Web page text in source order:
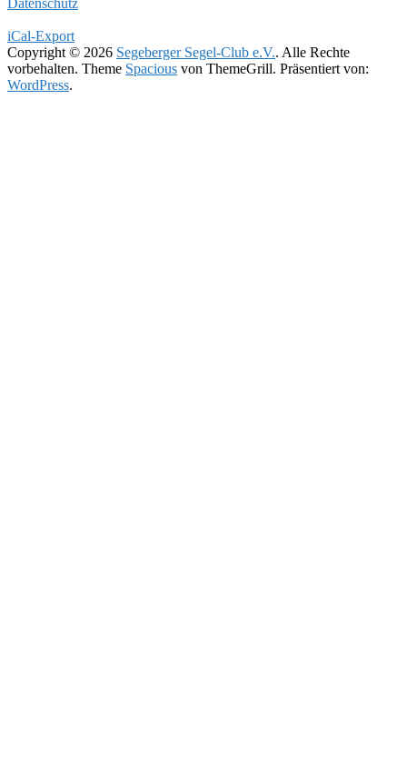
Datenschutz
iCal-Export
Copyright © 2026 Segeberger Segel-Club e.V.. Alle Rechte
vorbehalten. Theme Spacious von ThemeGrill. Präsentiert von:
WordPress.